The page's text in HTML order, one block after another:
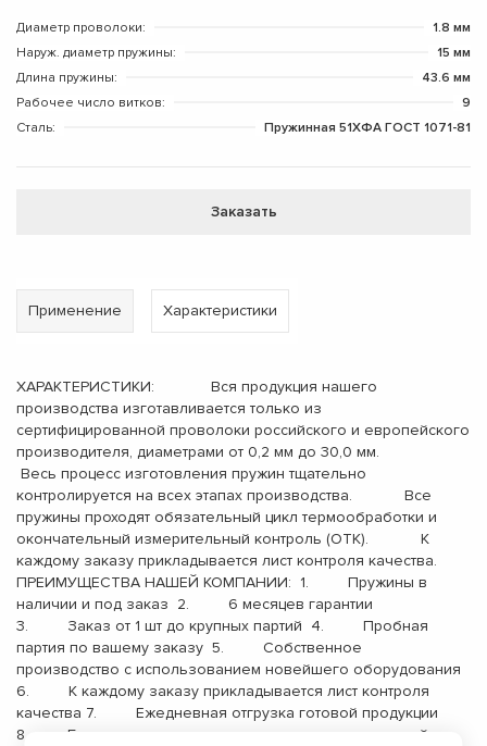
Диаметр проволоки:
1.8 мм
Наруж. диаметр пружины:
15 мм
Длина пружины:
43.6 мм
Рабочее число витков:
9
Сталь:
Пружинная 51ХФА ГОСТ 1071-81
Заказать
Применение Характеристики
ХАРАКТЕРИСТИКИ: Вся продукция нашего
производства изготавливается только из
сертифицированной проволоки российского и европейского
производителя, диаметрами от 0,2 мм до 30,0 мм.
Весь процесс изготовления пружин тщательно
контролируется на всех этапах производства. Все
пружины проходят обязательный цикл термообработки и
окончательный измерительный контроль (ОТК). К
каждому заказу прикладывается лист контроля качества.
ПРЕИМУЩЕСТВА НАШЕЙ КОМПАНИИ: 1. Пружины в
наличии и под заказ 2. 6 месяцев гарантии
3. Заказ от 1 шт до крупных партий 4. Пробная
партия по вашему заказу 5. Собственное
производство с использованием новейшего оборудования
6. К каждому заказу прикладывается лист контроля
качества 7. Ежедневная отгрузка готовой продукции
8. Бесплатная доставка до терминала транспортной